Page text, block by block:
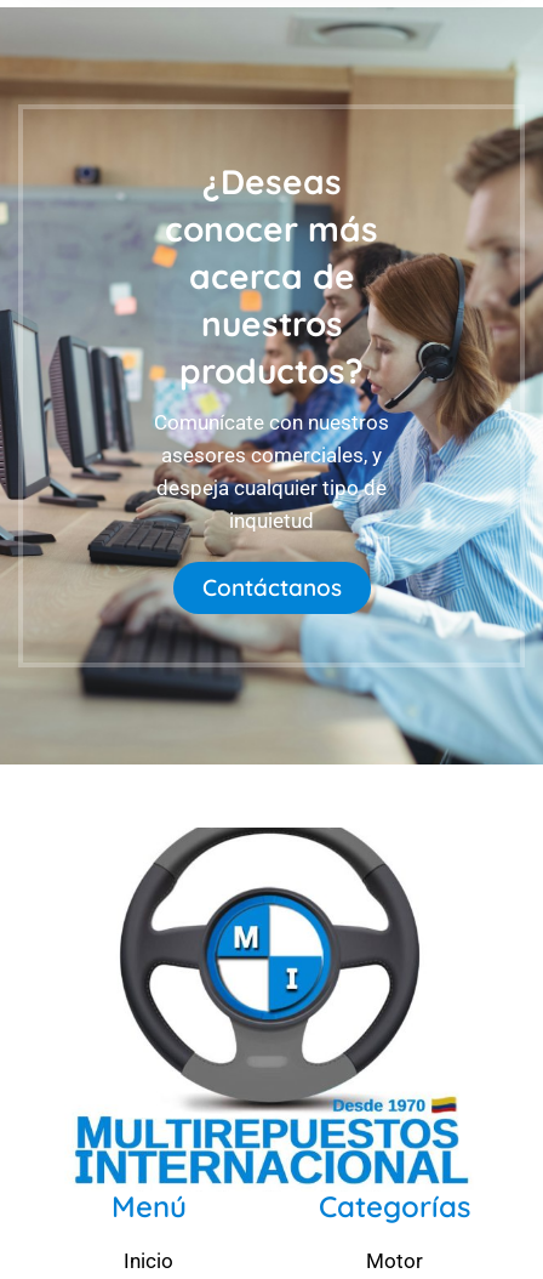
¿Deseas
conocer más
acerca de
nuestros
productos?
Comunícate con nuestros
asesores comerciales, y
despeja cualquier tipo de
inquietud
Contáctanos
Menú
Inicio
Categorías
Motor